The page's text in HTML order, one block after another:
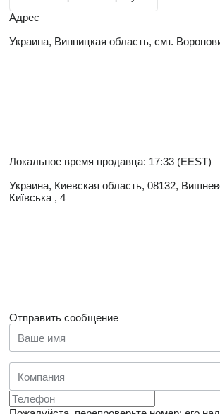
Адрес
Украина, Винницкая область, смт.
Локальное время продавца: 17:33 (EEST)
Украина, Киевская область, 08132,
Київська , 4
Отправить сообщение